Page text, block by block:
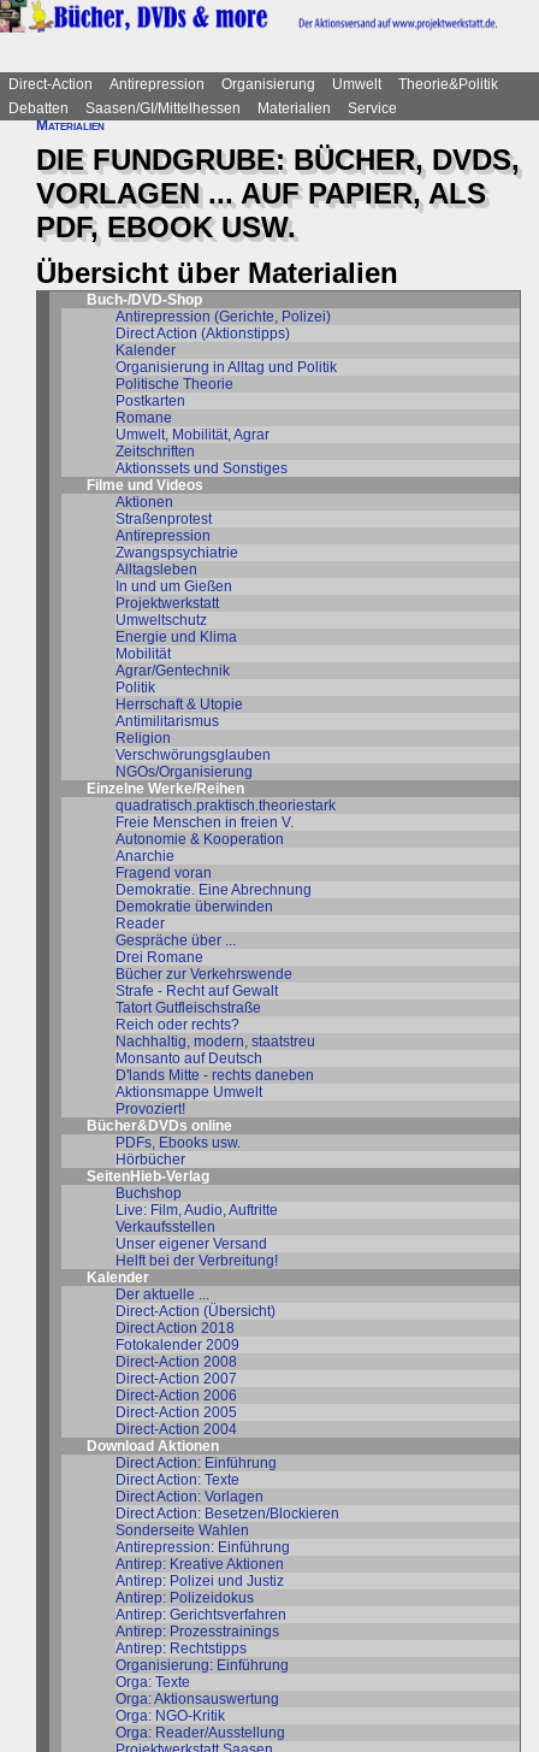
Direct-Action Antirepression Organisierung Umwelt
Theorie&Politik
Debatten
Saasen/GI/Mittelhessen Materialien
Service
Materialien
DIE FUNDGRUBE: BÜCHER, DVDS,
VORLAGEN ... AUF PAPIER, ALS
PDF, EBOOK USW.
Übersicht über Materialien
Buch-/DVD-Shop
Antirepression (Gerichte, Polizei)
Direct Action (Aktionstipps)
Kalender
Organisierung in Alltag und Politik
Politische Theorie
Postkarten
Romane
Umwelt, Mobilität, Agrar
Zeitschriften
Aktionssets und Sonstiges
Filme und Videos
Aktionen
Straßenprotest
Antirepression
Zwangspsychiatrie
Alltagsleben
In und um Gießen
Projektwerkstatt
Umweltschutz
Energie und Klima
Mobilität
Agrar/Gentechnik
Politik
Herrschaft & Utopie
Antimilitarismus
Religion
Verschwörungsglauben
NGOs/Organisierung
Einzelne Werke/Reihen
quadratisch.praktisch.theoriestark
Freie Menschen in freien V.
Autonomie & Kooperation
Anarchie
Fragend voran
Demokratie. Eine Abrechnung
Demokratie überwinden
Reader
Gespräche über ...
Drei Romane
Bücher zur Verkehrswende
Strafe - Recht auf Gewalt
Tatort Gutfleischstraße
Reich oder rechts?
Nachhaltig, modern, staatstreu
Monsanto auf Deutsch
D'lands Mitte - rechts daneben
Aktionsmappe Umwelt
Provoziert!
Bücher&DVDs online
PDFs, Ebooks usw.
Hörbücher
SeitenHieb-Verlag
Buchshop
Live: Film, Audio, Auftritte
Verkaufsstellen
Unser eigener Versand
Helft bei der Verbreitung!
Kalender
Der aktuelle ...
Direct-Action (Übersicht)
Direct Action 2018
Fotokalender 2009
Direct-Action 2008
Direct-Action 2007
Direct-Action 2006
Direct-Action 2005
Direct-Action 2004
Download Aktionen
Direct Action: Einführung
Direct Action: Texte
Direct Action: Vorlagen
Direct Action: Besetzen/Blockieren
Sonderseite Wahlen
Antirepression: Einführung
Antirep: Kreative Aktionen
Antirep: Polizei und Justiz
Antirep: Polizeidokus
Antirep: Gerichtsverfahren
Antirep: Prozesstrainings
Antirep: Rechtstipps
Organisierung: Einführung
Orga: Texte
Orga: Aktionsauswertung
Orga: NGO-Kritik
Orga: Reader/Ausstellung